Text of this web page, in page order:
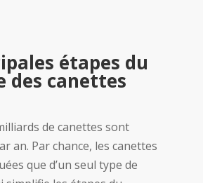
étapes du
des canettes
de canettes sont
an. Par chance, les canettes
que d’un seul type de